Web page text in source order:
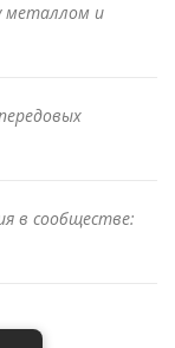
металлом и
в сообществе: